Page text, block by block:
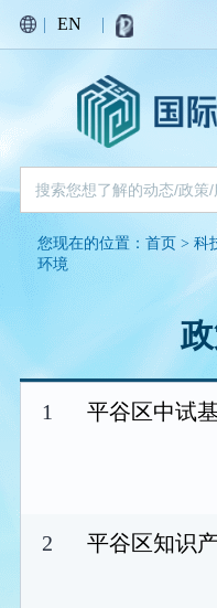
| EN |
您现在的位置：首页 >科
环境
1 平谷区中试
2 平谷区知识